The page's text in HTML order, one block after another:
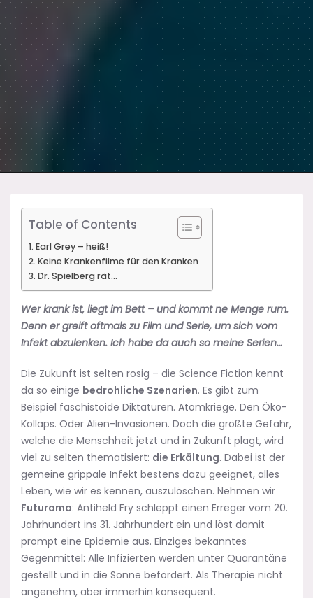
Table of Contents
Earl Grey – heiß!
Keine Krankenfilme für den Kranken
Dr. Spielberg rät…
Wer krank ist, liegt im Bett – und kommt ne Menge rum.
Denn er greift oftmals zu Film und Serie, um sich vom
Infekt abzulenken. Ich habe da auch so meine Serien…
Die Zukunft ist selten rosig – die Science Fiction kennt
da so einige bedrohliche Szenarien. Es gibt zum
Beispiel faschistoide Diktaturen. Atomkriege. Den Öko-
Kollaps. Oder Alien-Invasionen. Doch die größte Gefahr,
welche die Menschheit jetzt und in Zukunft plagt, wird
viel zu selten thematisiert: die Erkältung. Dabei ist der
gemeine grippale Infekt bestens dazu geeignet, alles
Leben, wie wir es kennen, auszulöschen. Nehmen wir
Futurama: Antiheld Fry schleppt einen Erreger vom 20.
Jahrhundert ins 31. Jahrhundert ein und löst damit
prompt eine Epidemie aus. Einziges bekanntes
Gegenmittel: Alle Infizierten werden unter Quarantäne
gestellt und in die Sonne befördert. Als Therapie nicht
angenehm, aber immerhin konsequent.